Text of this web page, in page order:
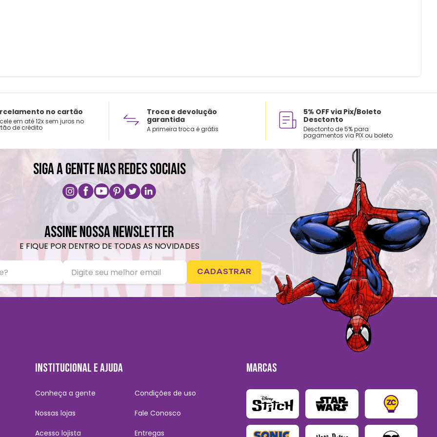
no cartão
em até 12x sem juros no
de crédito
Troca e devolução
garantida
A primeira troca é grátis
5% OFF via Pix/Boleto
Desctonto
Desctonto de 5% para
pagamentos via PIX ou boleto
SIGA A GENTE NAS REDES SOCIAIS
ASSINE NOSSA NEWSLETTER
E FIQUE POR DENTRO DE TODAS AS NOVIDADES
CADASTRAR
INSTITUCIONAL E AJUDA
Conheça a gente
Nossas lojas
Acesso lojista
Condições de uso
Fale Conosco
Entregas
MARCAS